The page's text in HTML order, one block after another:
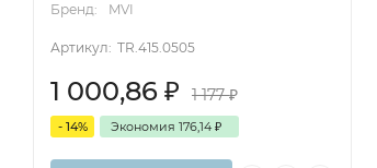
Бренд: MVI
Артикул: TR.415.0505
1 000,86 ₽ 1 177₽
- 14% Экономия 176,14 ₽